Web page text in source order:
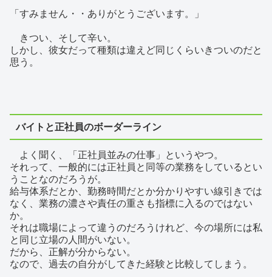
「すみません・・ありがとうございます。」
きつい、そして辛い。
しかし、彼女だって種類は違えど同じくらいきついのだと
思う。
バイトと正社員のボーダーライン
よく聞く、「正社員並みの仕事」というやつ。
それって、一般的には正社員と同等の業務をしているとい
うことなのだろうが。
給与体系だとか、勤務時間だとか分かりやすい線引きでは
なく、業務の濃さや責任の重さも指標に入るのではない
か。
それは職場によって違うのだろうけれど、今の場所には私
と同じ立場の人間がいない。
だから、正解が分からない。
なので、過去の自分がしてきた経験と比較してしまう。